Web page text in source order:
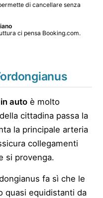
di cancellare senza
ci pensa Booking.com.
auto è molto
cittadina passa la
la principale arteria
collegamenti
si provenga.
fa sì che le
quasi equidistanti da